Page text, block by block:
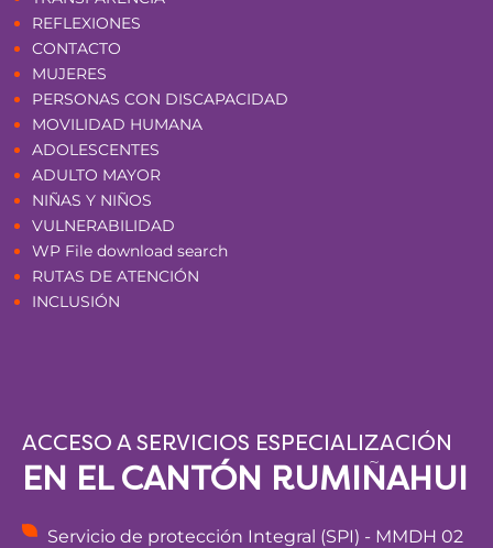
REFLEXIONES
CONTACTO
MUJERES
PERSONAS CON DISCAPACIDAD
MOVILIDAD HUMANA
ADOLESCENTES
ADULTO MAYOR
NIÑAS Y NIÑOS
VULNERABILIDAD
WP File download search
RUTAS DE ATENCIÓN
INCLUSIÓN
ACCESO A SERVICIOS ESPECIALIZACIÓN
EN EL CANTÓN RUMIÑAHUI
Servicio de protección Integral (SPI) - MMDH 02